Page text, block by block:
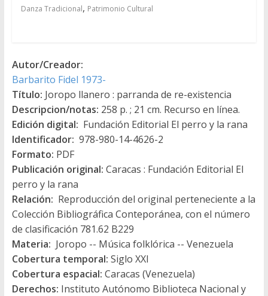
Danza Tradicional, Patrimonio Cultural
Autor/Creador:
Barbarito Fidel 1973-
Título: Joropo llanero : parranda de re-existencia
Descripcion/notas: 258 p. ; 21 cm. Recurso en línea.
Edición digital: Fundación Editorial El perro y la rana
Identificador: 978-980-14-4626-2
Formato: PDF
Publicación original: Caracas : Fundación Editorial El
perro y la rana
Relación: Reproducción del original perteneciente a la
Colección Bibliográfica Conteporánea, con el número
de clasificación 781.62 B229
Materia: Joropo -- Música folklórica -- Venezuela
Cobertura temporal: Siglo XXI
Cobertura espacial: Caracas (Venezuela)
Derechos: Instituto Autónomo Biblioteca Nacional y